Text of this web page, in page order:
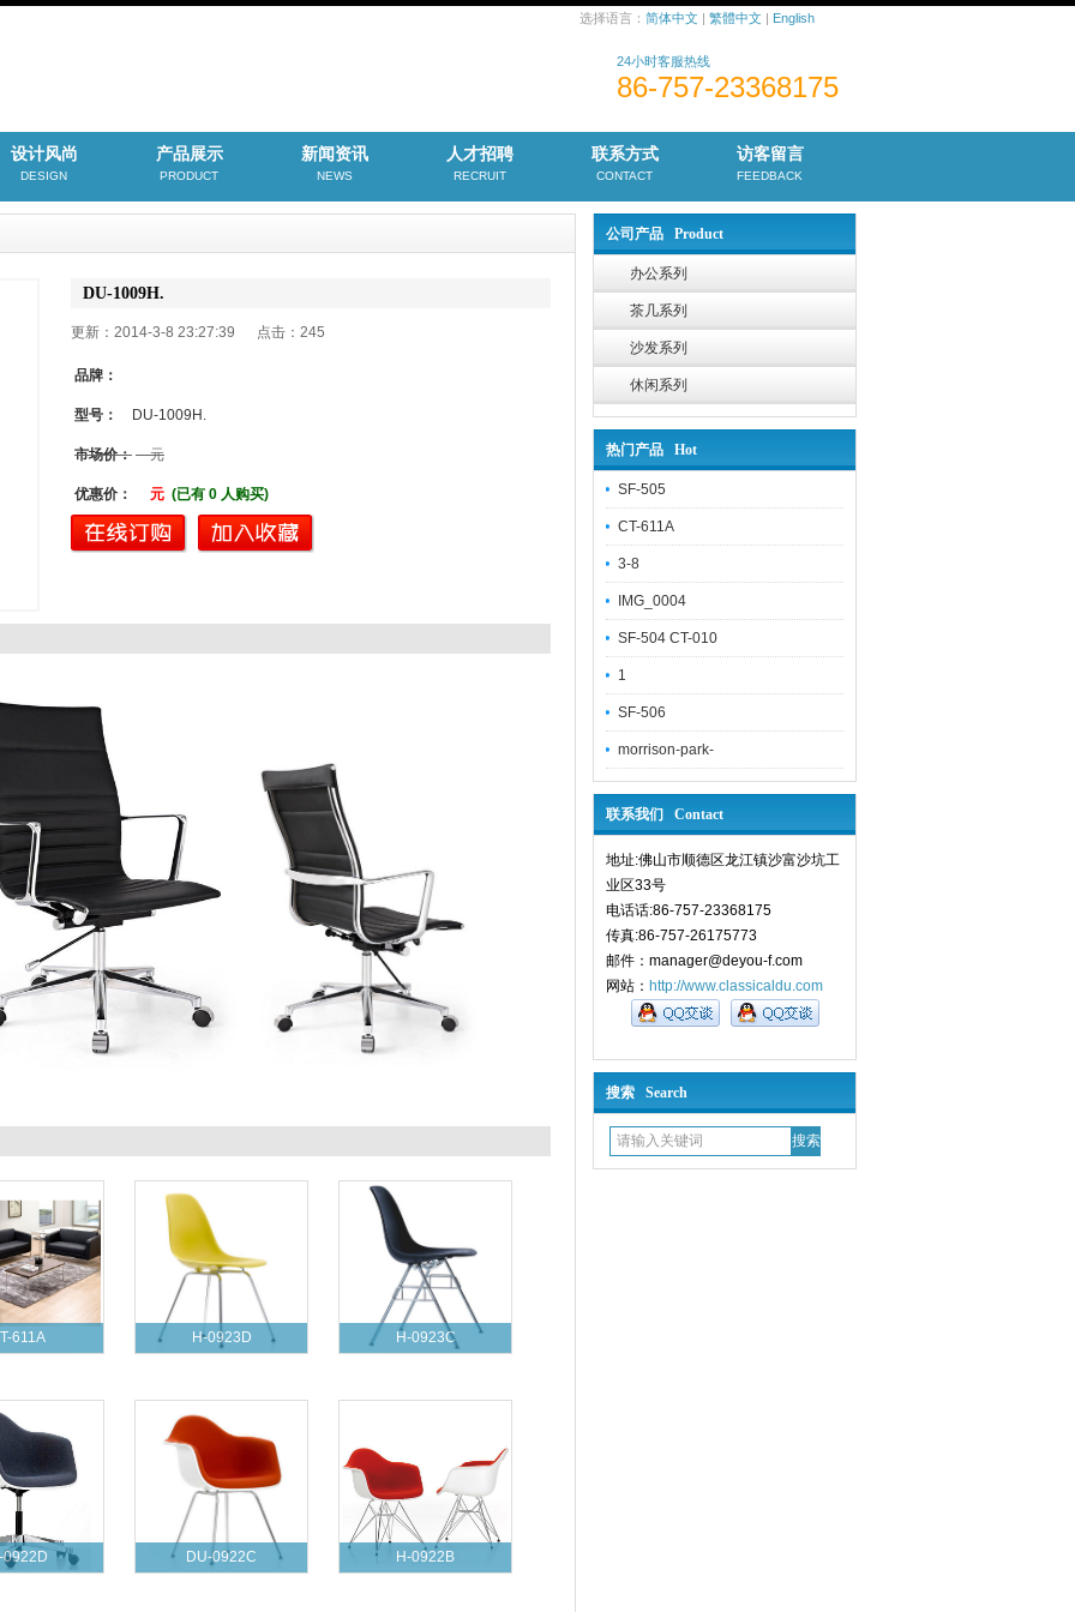
选择语言： 简体中文 | 繁體中文 | English
24小时客服热线
86-757-23368175
设计风尚
DESIGN
产品展示
PRODUCT
新闻资讯
NEWS
人才招聘
RECRUIT
联系方式
CONTACT
访客留言
FEEDBACK
公司产品 Product
办公系列
茶几系列
沙发系列
休闲系列
热门产品 Hot
SF-505
CT-611A
3-8
IMG_0004
SF-504 CT-010
1
SF-506
morrison-park-
联系我们 Contact
地址:佛山市顺德区龙江镇沙富沙坑工
业区33号
电话话:86-757-23368175
传真:86-757-26175773
邮件：manager@deyou-f.com
网站： http://www.classicaldu.com
搜索 Search
DU-1009H.
更新：2014-3-8 23:27:39 点击： 245
品牌：
型号： DU-1009H.
市场价： 元
优惠价： 元 (已有 0 人购买)
611A H-0923D H-0923C
0922D DU-0922C H-0922B